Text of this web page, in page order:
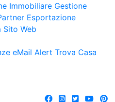
Immobiliare Gestione
Esportazione
Sito Web
eMail Alert Trova Casa